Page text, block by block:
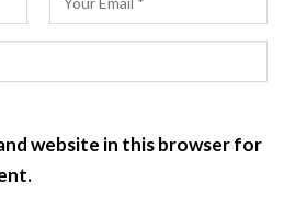
website in this browser for